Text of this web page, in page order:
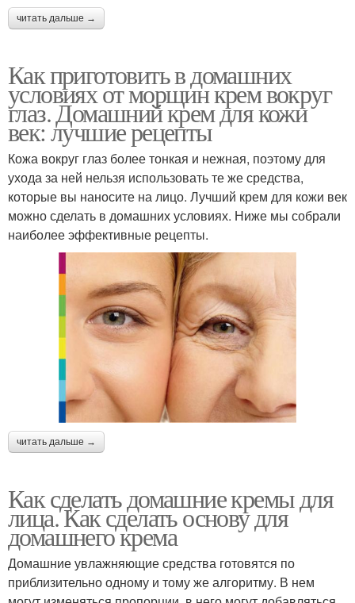
читать дальше →
Как приготовить в домашних
условиях от морщин крем вокруг
глаз. Домашний крем для кожи
век: лучшие рецепты
Кожа вокруг глаз более тонкая и нежная, поэтому для
ухода за ней нельзя использовать те же средства,
которые вы наносите на лицо. Лучший крем для кожи век
можно сделать в домашних условиях. Ниже мы собрали
наиболее эффективные рецепты.
читать дальше →
Как сделать домашние кремы для
лица. Как сделать основу для
домашнего крема
Домашние увлажняющие средства готовятся по
приблизительно одному и тому же алгоритму. В нем